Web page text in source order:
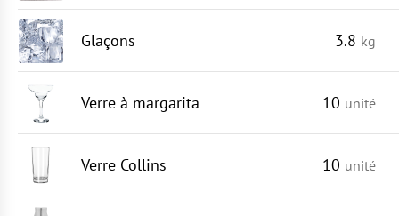
Glaçons 3.8 kg
Verre à margarita 10 unité
Verre Collins 10 unité